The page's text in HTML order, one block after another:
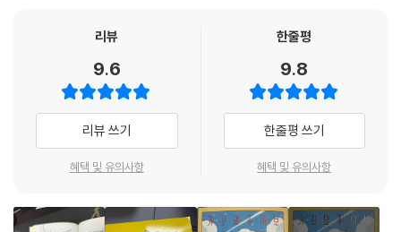
리뷰
9.6
리뷰 쓰기
혜택 및 유의사항
한줄평
9.8
한줄평 쓰기
혜택 및 유의사항